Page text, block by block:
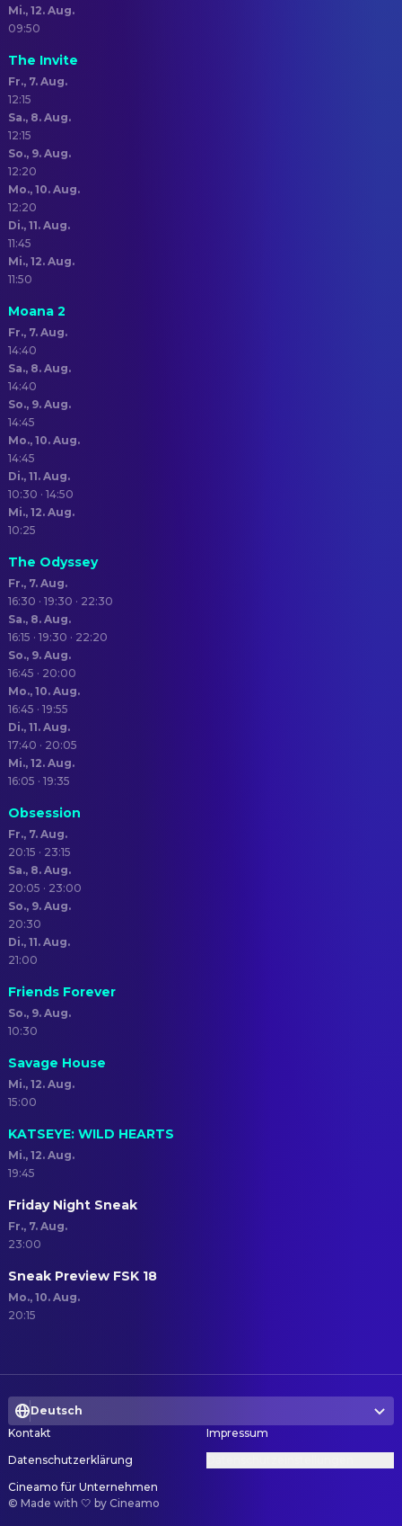
Mi., 12. Aug.
09:50
The Invite
Fr., 7. Aug.
12:15
Sa., 8. Aug.
12:15
So., 9. Aug.
12:20
Mo., 10. Aug.
12:20
Di., 11. Aug.
11:45
Mi., 12. Aug.
11:50
Moana 2
Fr., 7. Aug.
14:40
Sa., 8. Aug.
14:40
So., 9. Aug.
14:45
Mo., 10. Aug.
14:45
Di., 11. Aug.
10:30 · 14:50
Mi., 12. Aug.
10:25
The Odyssey
Fr., 7. Aug.
16:30 · 19:30 · 22:30
Sa., 8. Aug.
16:15 · 19:30 · 22:20
So., 9. Aug.
16:45 · 20:00
Mo., 10. Aug.
16:45 · 19:55
Di., 11. Aug.
17:40 · 20:05
Mi., 12. Aug.
16:05 · 19:35
Obsession
Fr., 7. Aug.
20:15 · 23:15
Sa., 8. Aug.
20:05 · 23:00
So., 9. Aug.
20:30
Di., 11. Aug.
21:00
Friends Forever
So., 9. Aug.
10:30
Savage House
Mi., 12. Aug.
15:00
KATSEYE: WILD HEARTS
Mi., 12. Aug.
19:45
Friday Night Sneak
Fr., 7. Aug.
23:00
Sneak Preview FSK 18
Mo., 10. Aug.
20:15
Deutsch
Kontakt
Impressum
Datenschutzerklärung
Cineamo für Unternehmen
© Made with 🤍 by Cineamo